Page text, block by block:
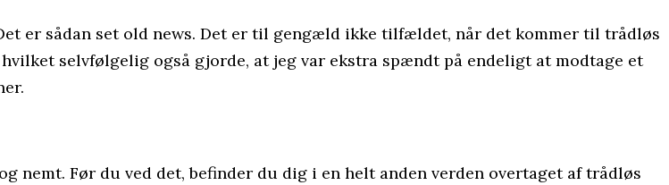
er sådan set old news. Det er til gengæld ikke tilfældet, når det kommer til trådløs
selvfølgelig også gjorde, at jeg var ekstra spændt på endeligt at modtage et
nemt. Før du ved det, befinder du dig i en helt anden verden overtaget af trådløs